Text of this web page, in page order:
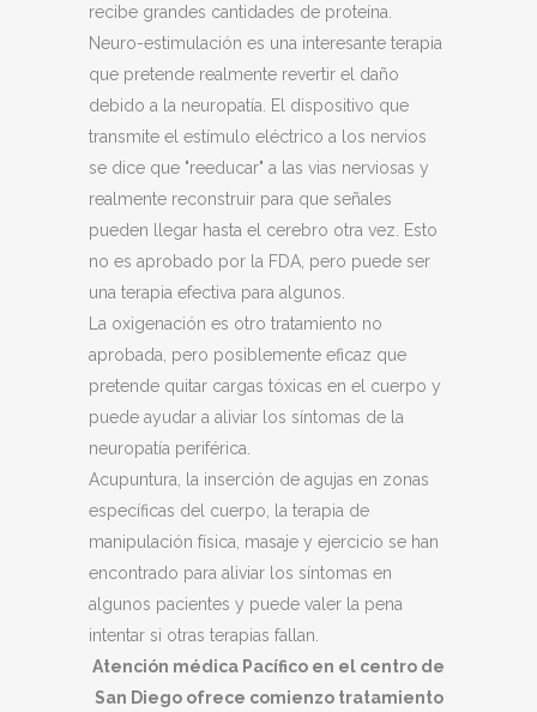
recibe grandes cantidades de proteína.
Neuro-estimulación es una interesante terapia
que pretende realmente revertir el daño
debido a la neuropatía. El dispositivo que
transmite el estímulo eléctrico a los nervios
se dice que "reeducar" a las vias nerviosas y
realmente reconstruir para que señales
pueden llegar hasta el cerebro otra vez. Esto
no es aprobado por la FDA, pero puede ser
una terapia efectiva para algunos.
La oxigenación es otro tratamiento no
aprobada, pero posiblemente eficaz que
pretende quitar cargas tóxicas en el cuerpo y
puede ayudar a aliviar los síntomas de la
neuropatía periférica.
Acupuntura, la inserción de agujas en zonas
específicas del cuerpo, la terapia de
manipulación física, masaje y ejercicio se han
encontrado para aliviar los síntomas en
algunos pacientes y puede valer la pena
intentar si otras terapias fallan.
Atención médica Pacífico en el centro de
San Diego ofrece comienzo tratamiento